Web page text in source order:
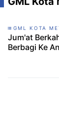
GML KOTA
Jum'at
Berbagi Ke